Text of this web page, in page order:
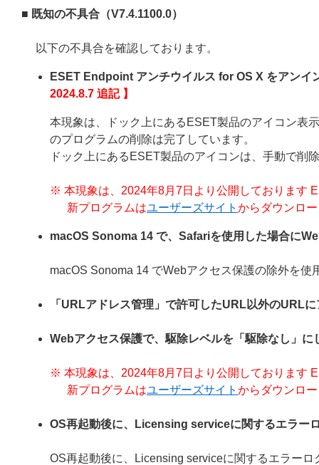
■ 既知の不具合（V7.4.1100.0）
以下の不具合を確認しております。
ESET Endpoint アンチウイルス for OS X をアンイ
2024.8.7 追記 】
本現象は、ドック上にあるESET製品のアイコン表
のプログラムの削除は完了しています。
ドック上にあるESET製品のアイコンは、手動で削
※ 本現象は、2024年8月7日より公開しております
新プログラムはユーザーズサイト からダウンロ
macOS Sonoma 14 で、Safariを使用した場合に
macOS Sonoma 14 でWebアクセス保護の除外を
「URLアドレス管理」で許可したURL以外のURL
Webアクセス保護で、駆除レベルを「駆除なし」に
※ 本現象は、2024年8月7日より公開しております
新プログラムはユーザーズサイト からダウンロ
OS再起動後に、Licensing serviceに関するエラー
OS再起動後に、Licensing serviceに関するエラー